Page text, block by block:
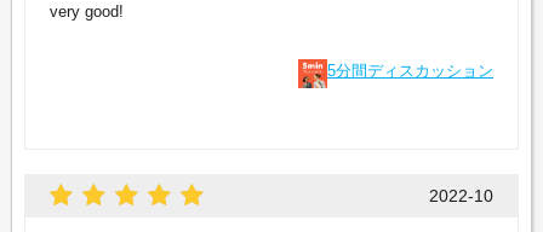
very good!
5分間ディスカッション
2022-10